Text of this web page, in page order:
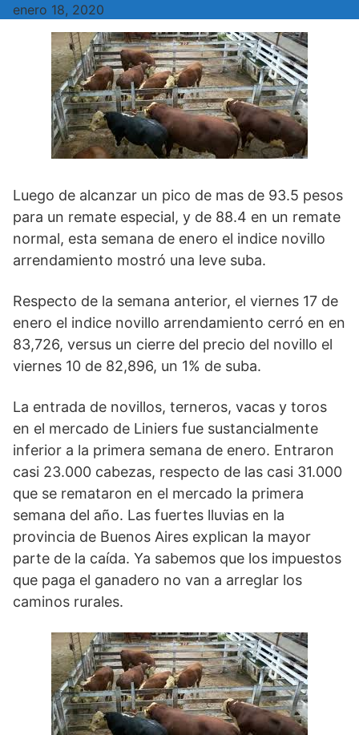
enero 18, 2020
Luego de alcanzar un pico de mas de 93.5 pesos
para un remate especial, y de 88.4 en un remate
normal, esta semana de enero el indice novillo
arrendamiento mostró una leve suba.
Respecto de la semana anterior, el viernes 17 de
enero el indice novillo arrendamiento cerró en en
83,726, versus un cierre del precio del novillo el
viernes 10 de 82,896, un 1% de suba.
La entrada de novillos, terneros, vacas y toros
en el mercado de Liniers fue sustancialmente
inferior a la primera semana de enero. Entraron
casi 23.000 cabezas, respecto de las casi 31.000
que se remataron en el mercado la primera
semana del año. Las fuertes lluvias en la
provincia de Buenos Aires explican la mayor
parte de la caída. Ya sabemos que los impuestos
que paga el ganadero no van a arreglar los
caminos rurales.